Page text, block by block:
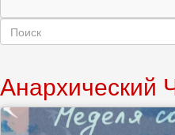
Форма
Анархический